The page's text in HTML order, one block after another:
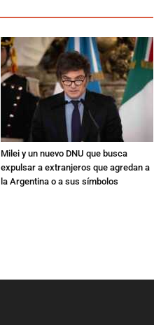
Milei y un nuevo DNU que busca
expulsar a extranjeros que agredan a
la Argentina o a sus símbolos